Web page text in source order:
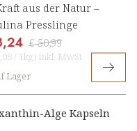
aus der Natur –
Presslinge
€ 50,99
/ 1kg) inkl. MwSt
Lager
Alge Kapseln